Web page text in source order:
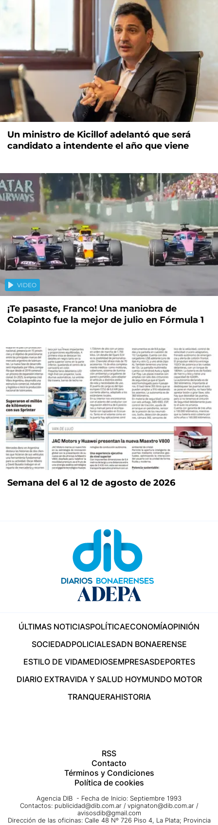
Un ministro de Kicillof adelantó que será
candidato a intendente el año que viene
VIDEO
¡Te pasaste, Franco! Una maniobra de
Colapinto fue la mejor de julio en Fórmula 1
Semana del 6 al 12 de agosto de 2026
ÚLTIMAS NOTICIASPOLÍTICAECONOMÍAOPINIÓN
SOCIEDADPOLICIALESADN BONAERENSE
ESTILO DE VIDAMEDIOSEMPRESASDEPORTES
DIARIO EXTRAVIDA Y SALUD HOYMUNDO MOTOR
TRANQUERAHISTORIA
RSS
Contacto
Términos y Condiciones
Política de cookies
Agencia DIB - Fecha de Inicio: Septiembre 1993
Contactos: publicidad@dib.com.ar / vpignaton@dib.com.ar /
avisosdib@gmail.com
Dirección de las oficinas: Calle 48 Nº 726 Piso 4, La Plata; Provincia